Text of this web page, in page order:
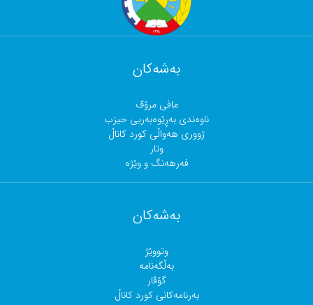
بەشەکان
مافی مرۆڤ
ناوەندی بەڕێوەبەریی حیزب
ژووری هەواڵی کورد کاناڵ
وتار
فەرهەنگ و وێژە
بەشەکان
وتووێژ
بەڵگەنامە
گۆڤار
بەرنامەکانی کورد کاناڵ